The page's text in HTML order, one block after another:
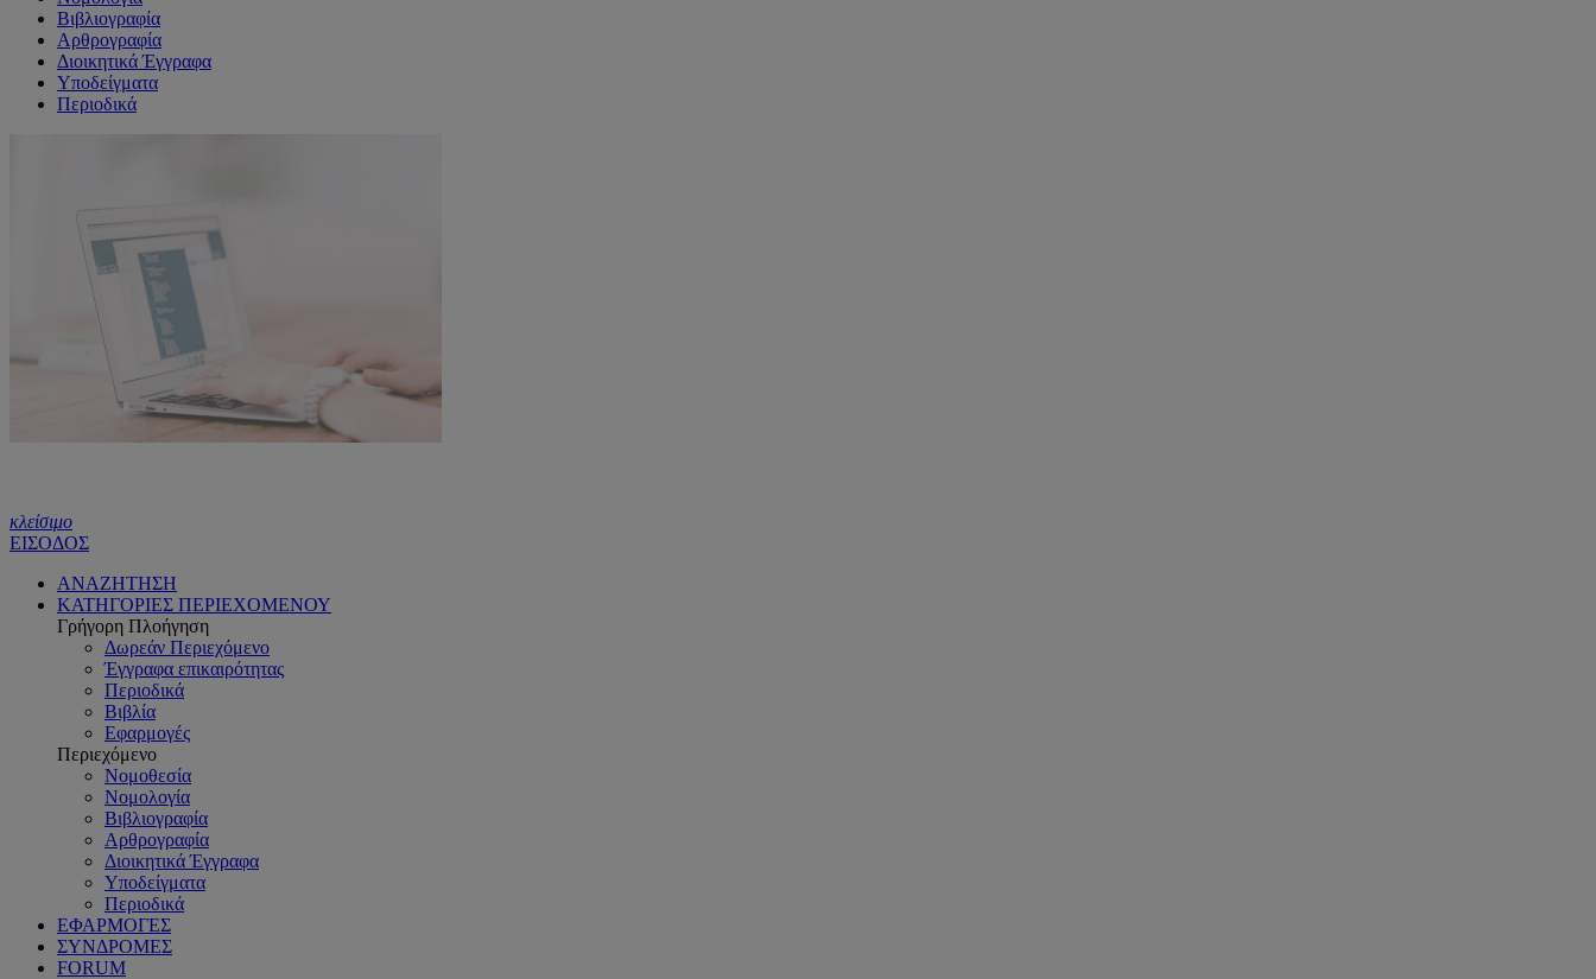
Βιβλιογραφία
Αρθρογραφία
Διοικητικά Έγγραφα
Υποδείγματα
Περιοδικά
κλείσιμο
ΕΙΣΟΔΟΣ
ΑΝΑΖΗΤΗΣΗ
ΚΑΤΗΓΟΡΙΕΣ ΠΕΡΙΕΧΟΜΕΝΟΥ
Γρήγορη Πλοήγηση
Δωρεάν Περιεχόμενο
Έγγραφα επικαιρότητας
Περιοδικά
Βιβλία
Εφαρμογές
Περιεχόμενο
Νομοθεσία
Νομολογία
Βιβλιογραφία
Αρθρογραφία
Διοικητικά Έγγραφα
Υποδείγματα
Περιοδικά
ΕΦΑΡΜΟΓΕΣ
ΣΥΝΔΡΟΜΕΣ
FORUM